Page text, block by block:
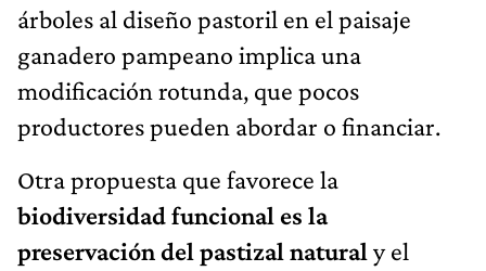
árboles al diseño pastoril en el paisaje
ganadero pampeano implica una
modificación rotunda, que pocos
productores pueden abordar o financiar.
Otra propuesta que favorece la
biodiversidad funcional es la
preservación del pastizal natural y el